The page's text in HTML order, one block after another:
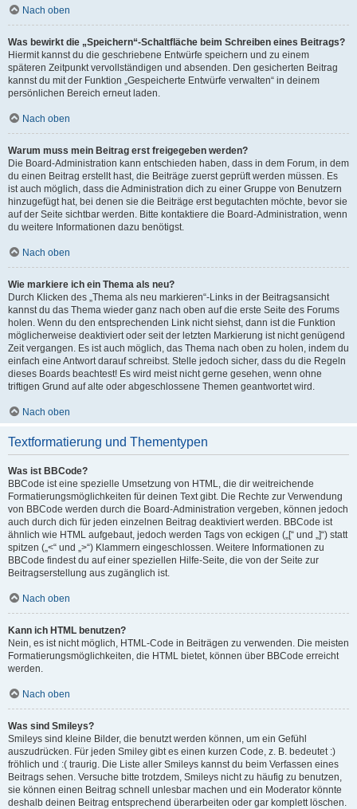
Nach oben
Was bewirkt die „Speichern“-Schaltfläche beim Schreiben eines Beitrags?
Hiermit kannst du die geschriebene Entwürfe speichern und zu einem
späteren Zeitpunkt vervollständigen und absenden. Den gesicherten Beitrag
kannst du mit der Funktion „Gespeicherte Entwürfe verwalten“ in deinem
persönlichen Bereich erneut laden.
Nach oben
Warum muss mein Beitrag erst freigegeben werden?
Die Board-Administration kann entschieden haben, dass in dem Forum, in dem
du einen Beitrag erstellt hast, die Beiträge zuerst geprüft werden müssen. Es
ist auch möglich, dass die Administration dich zu einer Gruppe von Benutzern
hinzugefügt hat, bei denen sie die Beiträge erst begutachten möchte, bevor sie
auf der Seite sichtbar werden. Bitte kontaktiere die Board-Administration, wenn
du weitere Informationen dazu benötigst.
Nach oben
Wie markiere ich ein Thema als neu?
Durch Klicken des „Thema als neu markieren“-Links in der Beitragsansicht
kannst du das Thema wieder ganz nach oben auf die erste Seite des Forums
holen. Wenn du den entsprechenden Link nicht siehst, dann ist die Funktion
möglicherweise deaktiviert oder seit der letzten Markierung ist nicht genügend
Zeit vergangen. Es ist auch möglich, das Thema nach oben zu holen, indem du
einfach eine Antwort darauf schreibst. Stelle jedoch sicher, dass du die Regeln
dieses Boards beachtest! Es wird meist nicht gerne gesehen, wenn ohne
triftigen Grund auf alte oder abgeschlossene Themen geantwortet wird.
Nach oben
Textformatierung und Thementypen
Was ist BBCode?
BBCode ist eine spezielle Umsetzung von HTML, die dir weitreichende
Formatierungsmöglichkeiten für deinen Text gibt. Die Rechte zur Verwendung
von BBCode werden durch die Board-Administration vergeben, können jedoch
auch durch dich für jeden einzelnen Beitrag deaktiviert werden. BBCode ist
ähnlich wie HTML aufgebaut, jedoch werden Tags von eckigen („[“ und „]“) statt
spitzen („<“ und „>“) Klammern eingeschlossen. Weitere Informationen zu
BBCode findest du auf einer speziellen Hilfe-Seite, die von der Seite zur
Beitragserstellung aus zugänglich ist.
Nach oben
Kann ich HTML benutzen?
Nein, es ist nicht möglich, HTML-Code in Beiträgen zu verwenden. Die meisten
Formatierungsmöglichkeiten, die HTML bietet, können über BBCode erreicht
werden.
Nach oben
Was sind Smileys?
Smileys sind kleine Bilder, die benutzt werden können, um ein Gefühl
auszudrücken. Für jeden Smiley gibt es einen kurzen Code, z. B. bedeutet :)
fröhlich und :( traurig. Die Liste aller Smileys kannst du beim Verfassen eines
Beitrags sehen. Versuche bitte trotzdem, Smileys nicht zu häufig zu benutzen,
sie können einen Beitrag schnell unlesbar machen und ein Moderator könnte
deshalb deinen Beitrag entsprechend überarbeiten oder gar komplett löschen.